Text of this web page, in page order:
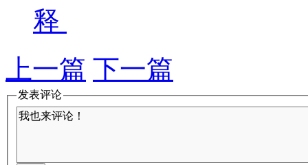
释
上一篇 下一篇
发表评论